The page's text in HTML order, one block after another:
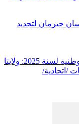
جيرمان لتجديد
ألعاب القوى/ أماكن إجراء البطولات الوطنية لسنة 2025: ولايتا
/اتحادية/